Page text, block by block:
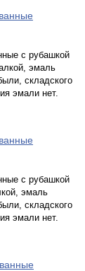
с рубашкой
эмаль
складского
эмали нет.
с рубашкой
эмаль
складского
эмали нет.